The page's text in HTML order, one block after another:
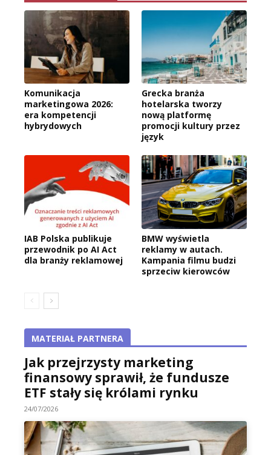
Komunikacja
marketingowa 2026:
era kompetencji
hybrydowych
Grecka branża
hotelarska tworzy
nową platformę
promocji kultury przez
język
IAB Polska publikuje
przewodnik po AI Act
dla branży reklamowej
BMW wyświetla
reklamy w autach.
Kampania filmu budzi
sprzeciw kierowców
MATERIAŁ PARTNERA
Jak przejrzysty marketing
finansowy sprawił, że fundusze
ETF stały się królami rynku
24/07/2026